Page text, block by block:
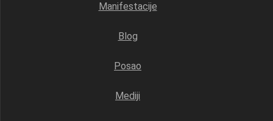
Manifestacije
Blog
Posao
Mediji